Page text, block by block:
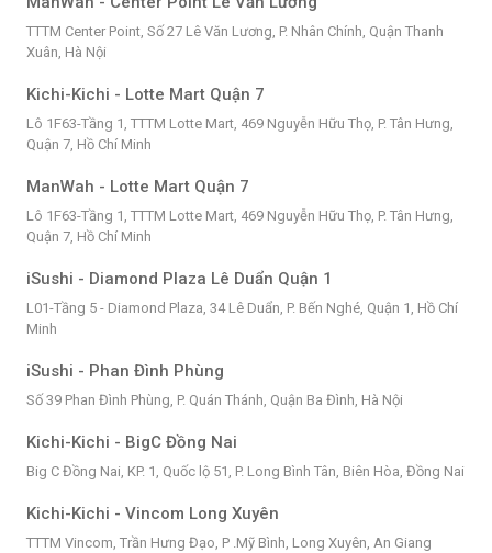
TTTM Center Point, Số 27 Lê Văn Lương, P. Nhân Chính, Quận Thanh
Xuân, Hà Nội
Kichi-Kichi - Lotte Mart Quận 7
Lô 1F63-Tầng 1, TTTM Lotte Mart, 469 Nguyễn Hữu Thọ, P. Tân Hưng,
Quận 7, Hồ Chí Minh
ManWah - Lotte Mart Quận 7
Lô 1F63-Tầng 1, TTTM Lotte Mart, 469 Nguyễn Hữu Thọ, P. Tân Hưng,
Quận 7, Hồ Chí Minh
iSushi - Diamond Plaza Lê Duẩn Quận 1
L01-Tầng 5 - Diamond Plaza, 34 Lê Duẩn, P. Bến Nghé, Quận 1, Hồ Chí
Minh
iSushi - Phan Đình Phùng
Số 39 Phan Đình Phùng, P. Quán Thánh, Quận Ba Đình, Hà Nội
Kichi-Kichi - BigC Đồng Nai
Big C Đồng Nai, KP. 1, Quốc lộ 51, P. Long Bình Tân, Biên Hòa, Đồng Nai
Kichi-Kichi - Vincom Long Xuyên
TTTM Vincom, Trần Hưng Đạo, P .Mỹ Bình, Long Xuyên, An Giang